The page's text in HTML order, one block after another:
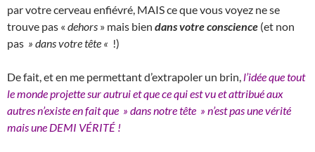
par votre cerveau enfiévré, MAIS ce que vous voyez ne se
trouve pas « dehors » mais bien dans votre conscience (et non
pas » dans votre tête « !)
De fait, et en me permettant d’extrapoler un brin, l’idée que tout
le monde projette sur autrui et que ce qui est vu et attribué aux
autres n’existe en fait que » dans notre tête » n’est pas une vérité
mais une DEMI VÉRITÉ !